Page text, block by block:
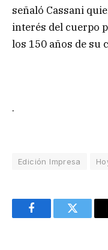
señaló Cassani
interés del cuerpo
los 150 años de su
.
Edición Impresa
FacebookTwitter